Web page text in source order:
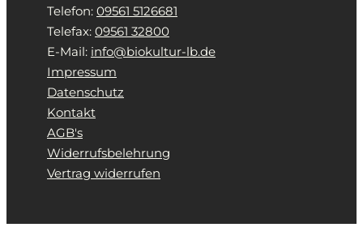
Telefon: 09561 5126681
Telefax: 09561 32800
E-Mail: info@biokultur-lb.de
Impressum
Datenschutz
Kontakt
AGB's
Widerrufsbelehrung
Vertrag widerrufen